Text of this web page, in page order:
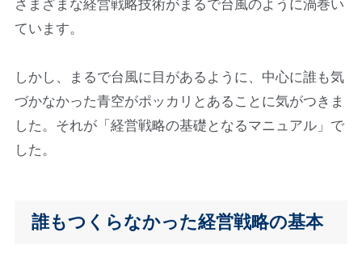
さまざまな経営戦略技術がまるで台風のように渦巻い
ています。
しかし、まるで台風に目があるように、中心に誰も気
づかなかった青空がポッカリとあることに気がつきま
した。それが「経営戦略の基礎となるマニュアル」で
した。
誰もつくらなかった経営戦略の基本